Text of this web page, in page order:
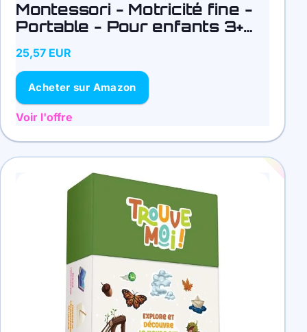
Montessori - Motricité fine -
Portable - Pour enfants 3+
25,57 EUR
Acheter sur Amazon
Voir l'offre